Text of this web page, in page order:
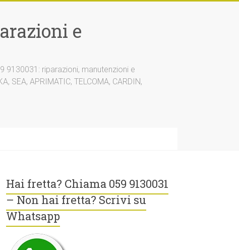
e
9130031: riparazioni, manutenzioni e
SEA, APRIMATIC, TELCOMA, CARDIN,
Hai fretta? Chiama 059 9130031
– Non hai fretta? Scrivi su
Whatsapp